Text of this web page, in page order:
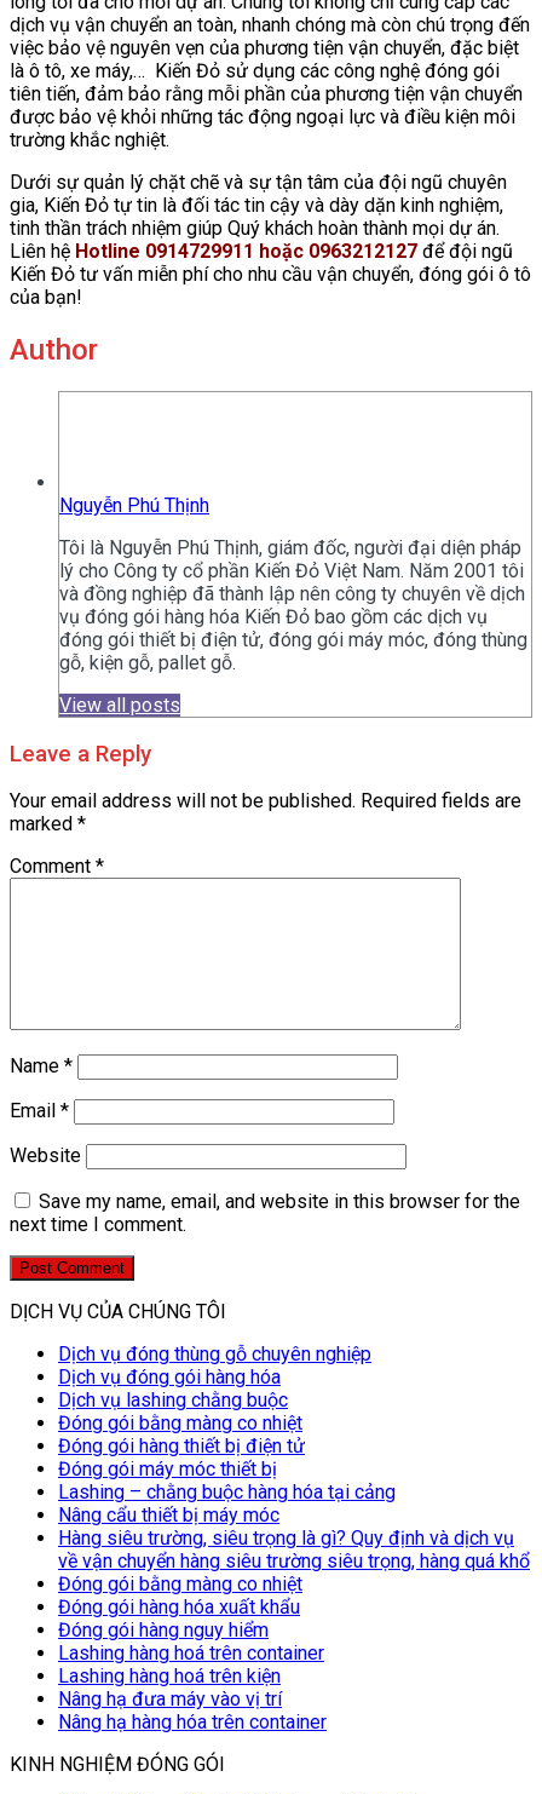
dịch vụ vận chuyển an toàn, nhanh chóng mà còn chú trọng đến
việc bảo vệ nguyên vẹn của phương tiện vận chuyển, đặc biệt
là ô tô, xe máy,… Kiến Đỏ sử dụng các công nghệ đóng gói
tiên tiến, đảm bảo rằng mỗi phần của phương tiện vận chuyển
được bảo vệ khỏi những tác động ngoại lực và điều kiện môi
trường khắc nghiệt.
Dưới sự quản lý chặt chẽ và sự tận tâm của đội ngũ chuyên
gia, Kiến Đỏ tự tin là đối tác tin cậy và dày dặn kinh nghiệm,
tinh thần trách nhiệm giúp Quý khách hoàn thành mọi dự án.
Liên hệ Hotline 0914729911 hoặc 0963212127 để đội ngũ
Kiến Đỏ tư vấn miễn phí cho nhu cầu vận chuyển, đóng gói ô tô
của bạn!
Author
Nguyễn Phú Thịnh
Tôi là Nguyễn Phú Thịnh, giám đốc, người đại diện pháp
lý cho Công ty cổ phần Kiến Đỏ Việt Nam. Năm 2001 tôi
và đồng nghiệp đã thành lập nên công ty chuyên về dịch
vụ đóng gói hàng hóa Kiến Đỏ bao gồm các dịch vụ
đóng gói thiết bị điện tử, đóng gói máy móc, đóng thùng
gỗ, kiện gỗ, pallet gỗ.
View all posts
Leave a Reply
Your email address will not be published. Required fields are
marked *
Comment *
Name *
Email *
Website
Save my name, email, and website in this browser for the
next time I comment.
DỊCH VỤ CỦA CHÚNG TÔI
Dịch vụ đóng thùng gỗ chuyên nghiệp
Dịch vụ đóng gói hàng hóa
Dịch vụ lashing chằng buộc
Đóng gói bằng màng co nhiệt
Đóng gói hàng thiết bị điện tử
Đóng gói máy móc thiết bị
Lashing – chằng buộc hàng hóa tại cảng
Nâng cẩu thiết bị máy móc
Hàng siêu trường, siêu trọng là gì? Quy định và dịch vụ
về vận chuyển hàng siêu trường siêu trọng, hàng quá khổ
Đóng gói bằng màng co nhiệt
Đóng gói hàng hóa xuất khẩu
Đóng gói hàng nguy hiểm
Lashing hàng hoá trên container
Lashing hàng hoá trên kiện
Nâng hạ đưa máy vào vị trí
Nâng hạ hàng hóa trên container
KINH NGHIỆM ĐÓNG GÓI